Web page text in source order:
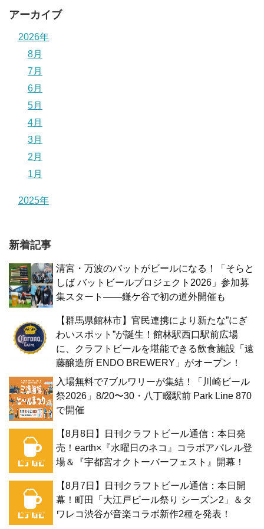
アーカイブ
2026年
8月
7月
6月
5月
4月
3月
2月
1月
2025年
新着記事
清宮・万波のバットがビールになる！「そらと
しば バットビールプロジェクト2026」参加募
集スタート——鎌ケ谷で初の道外開催も
【群馬県館林市】官民連携により新たな”にぎ
わいスポット”が誕生！館林駅西口駅前広場
に、クラフトビールを堪能できる飲食施設「遠
藤醸造所 ENDO BREWERY」がオープン！
入場無料で7ブルワリーが集結！「川崎ビール
祭2026」8/20〜30・八丁畷駅前 Park Line 870
で開催
【8月8日】日刊クラフトビール通信：本日発
売！earth×『水曜日のネコ』コラボアパレル登
場＆『宇都宮オクトーバーフェスト』開幕！
【8月7日】日刊クラフトビール通信：本日開
幕！町田「大江戸ビール祭り シーズン2」＆タ
ワレコ渋谷が音楽コラボ新作2種を発表！